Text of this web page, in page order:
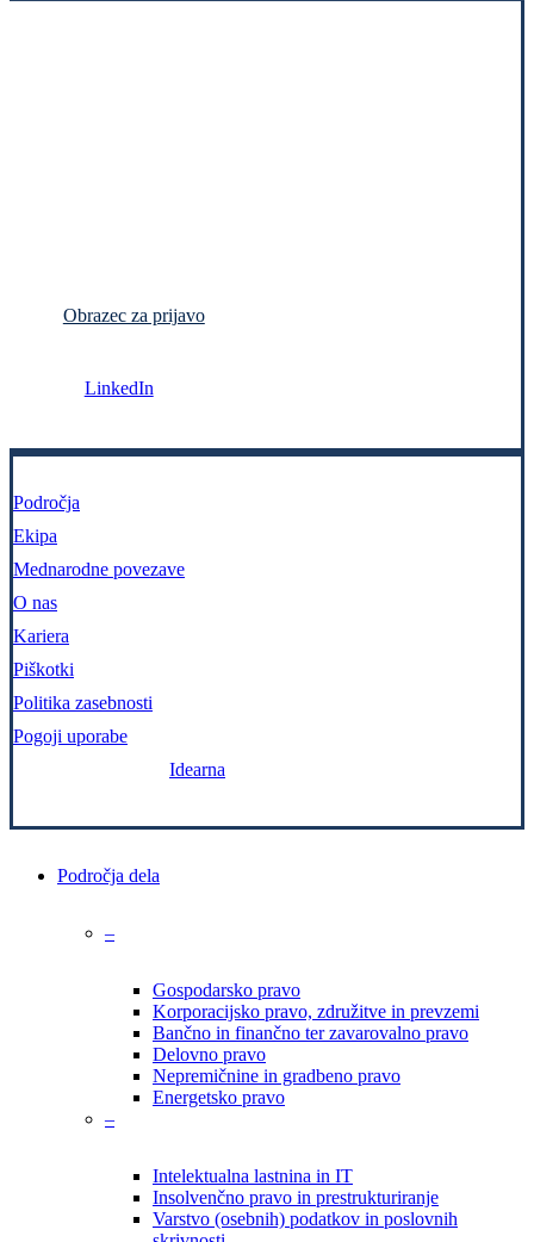
Obrazec za prijavo
LinkedIn
Področja
Ekipa
Mednarodne povezave
O nas
Kariera
Piškotki
Politika zasebnosti
Pogoji uporabe
Idearna
Close
Področja dela
–
Gospodarsko pravo
Korporacijsko pravo, združitve in prevzemi
Bančno in finančno ter zavarovalno pravo
Delovno pravo
Nepremičnine in gradbeno pravo
Energetsko pravo
–
Intelektualna lastnina in IT
Insolvenčno pravo in prestrukturiranje
Varstvo (osebnih) podatkov in poslovnih